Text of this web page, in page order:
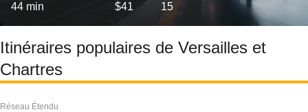
44 min $41 15
Itinéraires populaires de Versailles et
Chartres
Réseau Étendu